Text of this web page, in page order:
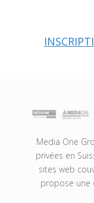
Media One
privées en
sites web
propose une